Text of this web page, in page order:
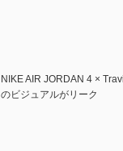
NIKE AIR JORDAN 4 ×
のビジュアルがリーク